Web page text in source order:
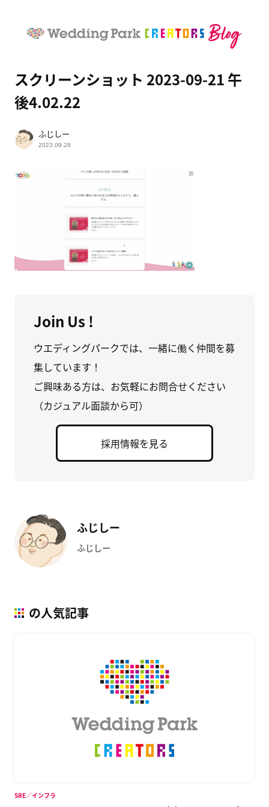
スクリーンショット 2023-09-21 午
後4.02.22
ふじしー
2023.09.28
Join Us !
ウエディングパークでは、一緒に働く仲間を募
集しています！
ご興味ある方は、お気軽にお問合せください
（カジュアル面談から可）
採用情報を見る
ふじしー
ふじしー
の人気記事
SRE／インフラ